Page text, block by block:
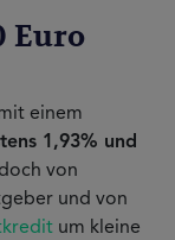
Euro
einem
1,93% und
von
und von
um kleine